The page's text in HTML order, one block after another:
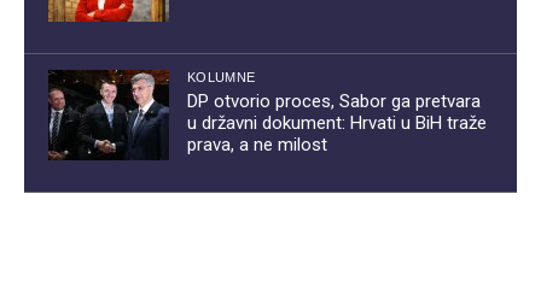
KOLUMNE
DP otvorio proces, Sabor ga pretvara
u državni dokument: Hrvati u BiH traže
prava, a ne milost